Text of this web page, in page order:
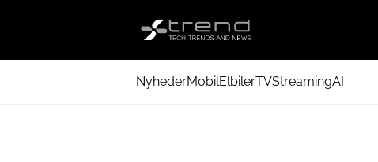
NyhederMobilElbilerTVStreamingAI